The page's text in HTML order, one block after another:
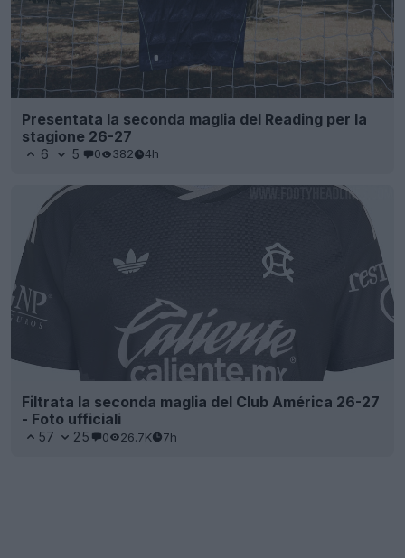
Presentata la seconda maglia del Reading per la
stagione 26-27
6 5 0 382 4h
Filtrata la seconda maglia del Club América 26-27
- Foto ufficiali
57 25 0 26.7K 7h